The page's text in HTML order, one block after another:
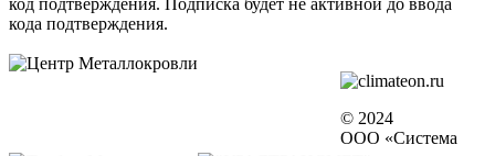
код подтверждения. Подписка будет не активной до ввода
кода подтверждения.
© 2024
ООО «Система